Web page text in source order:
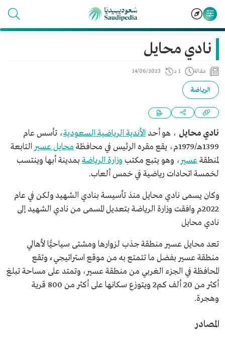
نادي محايل
مقالة 1 د 14/06/2023
الرياضة
نادي محايل ، هو أحد الأندية الرياضية السعودية، تأسس عام
1399هـ/1979م، يقع مقره الرئيس في محافظة
محايل عسير التابعة
لمنطقةعسير، وهو يتبع مكتب وزارة الرياضة بمدينة أبها وينتسب
لخمسة اتحادات رياضية في خمس ألعاب.
وكان يسمى نادي محايل منذ تأسيسة بنادي الشهيد ولكن في عام
2022م وافقت وزارة الرياضة بتعديل المسمى من نادي الشهيد إلى
نادي محايل
تعد محايل عسير منطقة جذب لزوارها ومشتى سياحيًّا لأهالي
منطقة عسير بفضل ما تتمتع به من موقع استراتيجي، وتقع
المحافظة في الجزء الغربي من منطقة عسير، وتمتد على مساحة تبلغ
أكثر من 20 ألف كم2 ويتوزع سكانها على أكثر من 800 قرية
وهجرة.
المصادر